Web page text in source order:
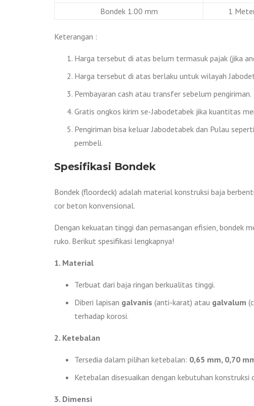
Bondek 1.00 mm
1
Keterangan :
Harga tersebut di atas belum termasuk pajak (jika
Harga tersebut di atas berlaku untuk wilayah
Pembayaran cash atau transfer sebelum pengiriman.
Gratis ongkos kirim se-Jabodetabek jika kuantitas
Pengiriman bisa keluar Jabodetabek dan Pulau
pembeli.
Spesifikasi Bondek
Bondek (floordeck) adalah material konstruksi baja
cor beton konvensional.
Dengan kekuatan tinggi dan pemasangan efisien, bondek
ruko. Berikut spesifikasi lengkapnya!
1. Material
Terbuat dari baja ringan berkualitas tinggi.
Diberi lapisan galvanis (anti-karat) atau galvalum
terhadap korosi.
2. Ketebalan
Tersedia dalam pilihan ketebalan: 0,65 mm, 0,70
Ketebalan disesuaikan dengan kebutuhan konstruksi
3. Dimensi